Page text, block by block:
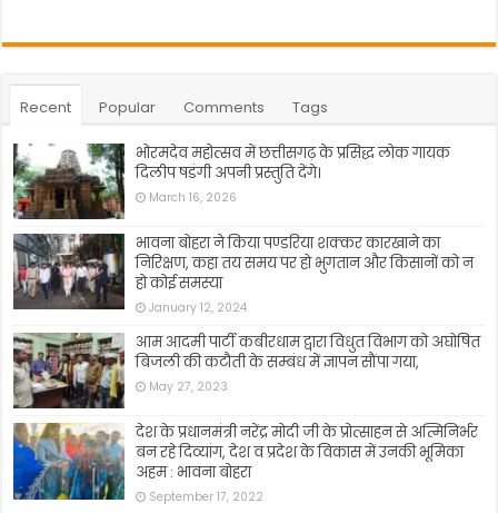
Recent Popular Comments Tags
भोरमदेव महोत्सव में छत्तीसगढ़ के प्रसिद्ध लोक गायक
दिलीप षडंगी अपनी प्रस्तुति देंगे।
March 16, 2026
भावना बोहरा ने किया पण्डरिया शक्कर कारखाने का
निरिक्षण, कहा तय समय पर हो भुगतान और किसानों को न
हो कोई समस्या
January 12, 2024
आम आदमी पार्टी कबीरधाम द्वारा विधुत विभाग को अघोषित
बिजली की कटौती के सम्बंध में ज्ञापन सौंपा गया,
May 27, 2023
देश के प्रधानमंत्री नरेंद्र मोदी जी के प्रोत्साहन से अत्मिनिर्भर
बन रहे दिव्यांग, देश व प्रदेश के विकास में उनकी भूमिका
अहम : भावना बोहरा
September 17, 2022